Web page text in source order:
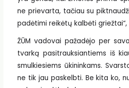
ne prievarta, tačiau su
padėtimi reikėtų kalbėti griežtai“,
ŽŪM vadovai pažadėjo per
tvarką pasitrauksiantiems iš
smulkiesiems ūkininkams.
ne tik jau paskelbti. Be kita ko,